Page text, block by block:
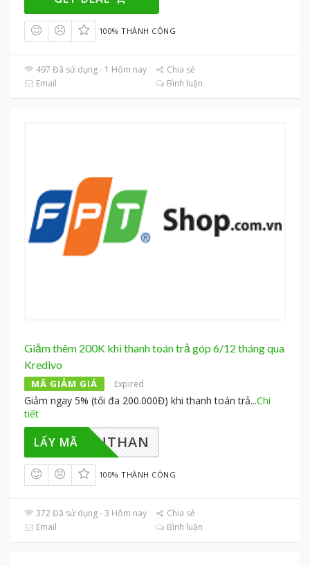
100% THÀNH CÔNG
497 Đã sử dụng - 1 Hôm nay
Chia sẻ
Email
Bình luận
Giảm thêm 200K khi thanh toán trả góp 6/12 tháng qua
Kredivo
MÃ GIẢM GIÁ Expired
Giảm ngay 5% (tối đa 200.000Đ) khi thanh toán trả...Chi
tiết
_BANTHAN
LẤY MÃ
100% THÀNH CÔNG
372 Đã sử dụng - 3 Hôm nay
Chia sẻ
Email
Bình luận